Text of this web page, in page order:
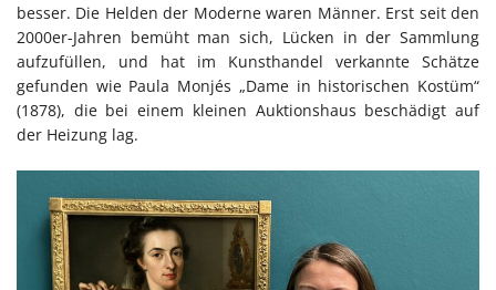
besser. Die Helden der Moderne waren Männer. Erst seit den
2000er-Jahren bemüht man sich, Lücken in der Sammlung
aufzufüllen, und hat im Kunsthandel verkannte Schätze
gefunden wie Paula Monjés „Dame in historischen Kostüm“
(1878), die bei einem kleinen Auktionshaus beschädigt auf
der Heizung lag.